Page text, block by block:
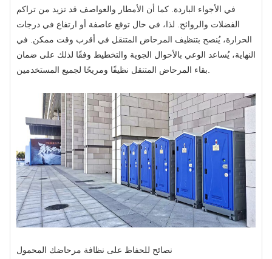
في الأجواء الباردة. كما أن الأمطار والعواصف قد تزيد من تراكم
الفضلات والروائح. لذا، في حال توقع عاصفة أو ارتفاع في درجات
الحرارة، يُنصح بتنظيف المرحاض المتنقل في أقرب وقت ممكن. في
النهاية، يُساعد الوعي بالأحوال الجوية والتخطيط وفقًا لذلك على ضمان
نصائح للحفاظ على نظافة مرحاضك المحمول